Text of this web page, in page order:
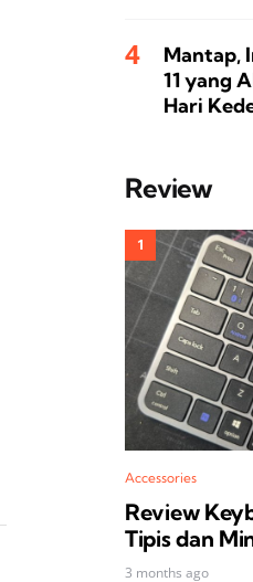
Mantap,
11 yang
Hari
Review
Accessories
Review
Tipis dan
3 months ago